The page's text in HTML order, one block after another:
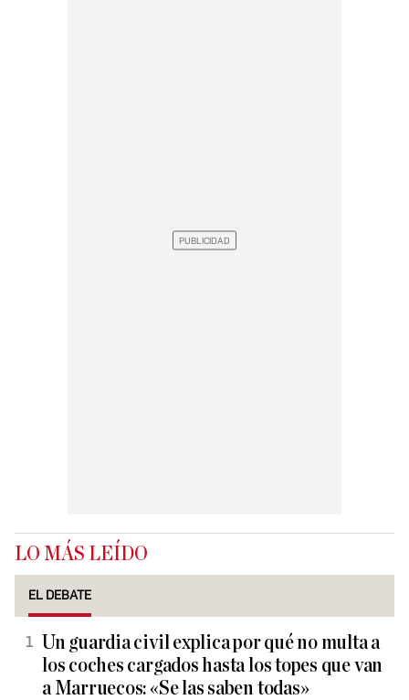
LO MÁS LEÍDO
EL DEBATE
Un guardia civil explica por qué no multa a
los coches cargados hasta los topes que van
a Marruecos: «Se las saben todas»